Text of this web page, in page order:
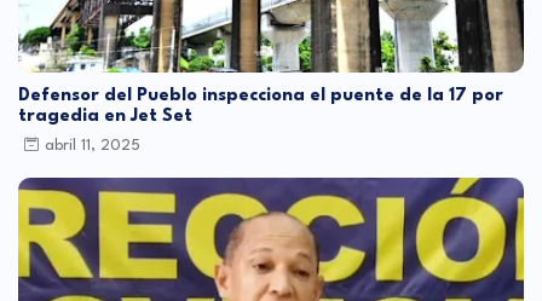
Defensor del Pueblo inspecciona el puente de la 17 por
tragedia en Jet Set
abril 11, 2025